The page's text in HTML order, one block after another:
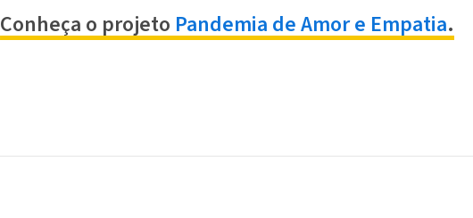
Conheça o projeto Pandemia de Amor e Empatia.